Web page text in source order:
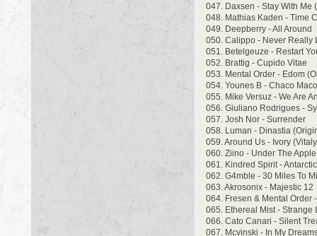
047. Daxsen - Stay With Me
048. Mathias Kaden - Time
049. Deepberry - All Around
050. Calippo - Never Really
051. Betelgeuze - Restart
052. Brattig - Cupido Vitae
053. Mental Order - Edom
054. Younes B - Chaco Maco
055. Mike Versuz - We Are
056. Giuliano Rodrigues -
057. Josh Nor - Surrender
058. Luman - Dinastia
059. Around Us - Ivory
060. Ziino - Under The
061. Kindred Spirit -
062. G4mble - 30 Miles To
063. Akrosonix - Majestic 12
064. Fresen & Mental Order
065. Ethereal Mist - Strange
066. Cato Canari - Silent
067. Mcvinski - In My